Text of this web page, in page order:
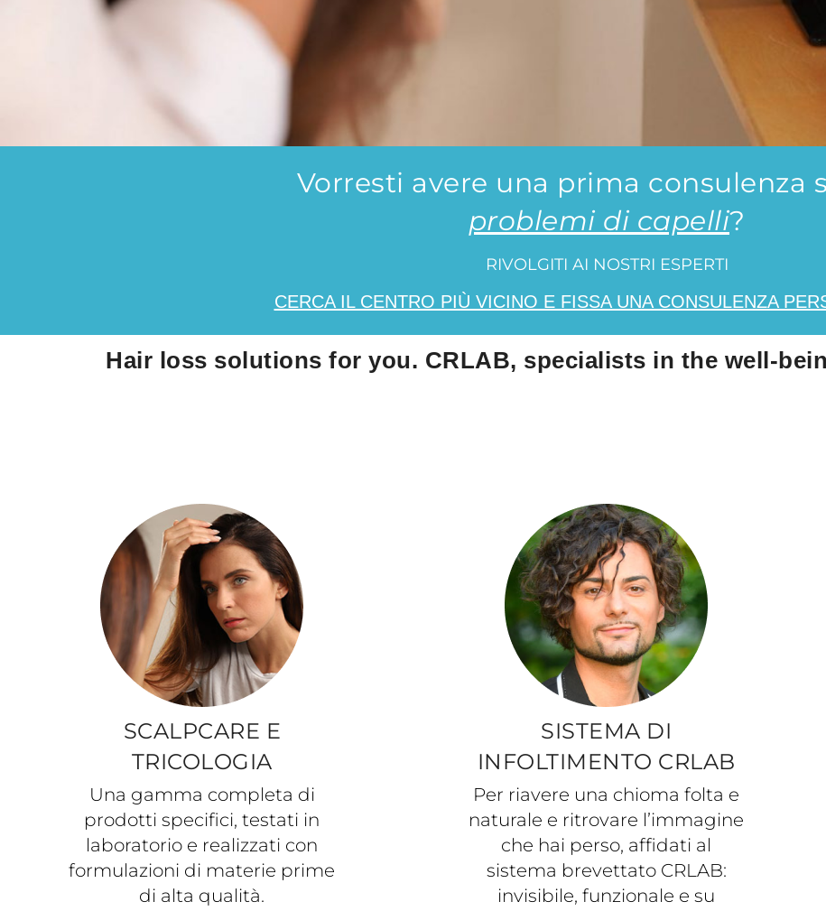
Vorresti avere una prima consulenza
problemi di capelli?
RIVOLGITI AI NOSTRI ESPERTI
CERCA IL CENTRO PIÙ VICINO E FISSA UNA CONSULENZA
Hair loss solutions for you. CRLAB, specialists in the well-
SCALPCARE E
TRICOLOGIA
Una gamma completa di
prodotti specifici, testati in
laboratorio e realizzati con
formulazioni di materie prime
di alta qualità.
SISTEMA DI
INFOLTIMENTO CRLAB
Per riavere una chioma folta e
naturale e ritrovare l’immagine
che hai perso, affidati al
sistema brevettato CRLAB:
invisibile, funzionale e su